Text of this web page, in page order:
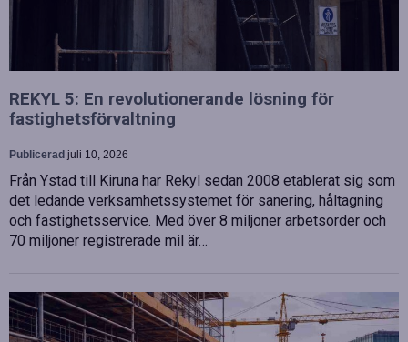
REKYL 5: En revolutionerande lösning för
fastighetsförvaltning
Publicerad juli 10, 2026
Från Ystad till Kiruna har Rekyl sedan 2008 etablerat sig som
det ledande verksamhetssystemet för sanering, håltagning
och fastighetsservice. Med över 8 miljoner arbetsorder och
70 miljoner registrerade mil är…